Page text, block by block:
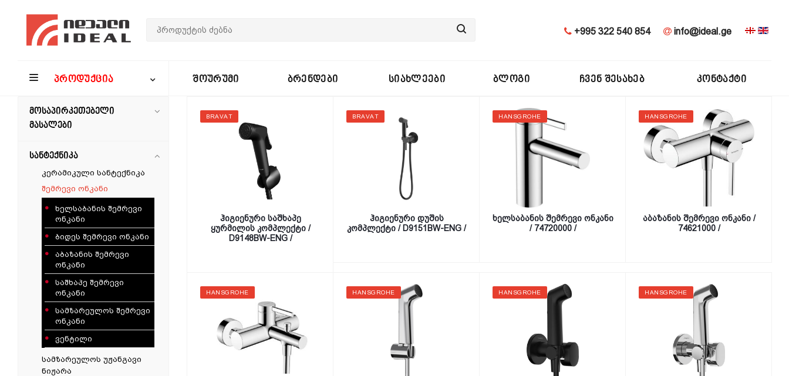
info@ideal.ge
+995 322 540 854
ᲞᲠᲝᲓᲣᲥᲪᲘᲐ ᲨᲝᲣᲠᲣᲛᲘ ᲑᲠᲔᲜᲓᲔᲑᲘ ᲡᲘᲐᲮᲚᲔᲔᲑᲘ ᲑᲚᲝᲒᲘ ᲩᲕᲔᲜ ᲨᲔᲡᲐᲮᲔᲑ ᲙᲝᲜᲢᲐᲥᲢᲘ
BRAVAT
ჰიგიენური საშხაპე
ყურმილის კომპლექტი /
D9148BW-ENG /
BRAVAT
ჰიგიენური დუშის
კომპლექტი / D9151BW-ENG /
HANSGROHE
ხელსაბანის შემრევი ონკანი
/ 74720000 /
HANSGROHE
აბაზანის შემრევი ონკანი /
74621000 /
HANSGROHE HANSGROHE HANSGROHE HANSGROHE
მოსაპირკეთებელი
მასალები
სანტექნიკა
კერამიკული სანტექნიკა
შემრევი ონკანი
ხელსაბანის შემრევი
ონკანი
ბიდეს შემრევი ონკანი
აბაზანის შემრევი
ონკანი
საშხაპე შემრევი
ონკანი
სამზარეულოს შემრევი
ონკანი
ვენტილი
სამზარეულოს უჟანგავი
ნიჟარა